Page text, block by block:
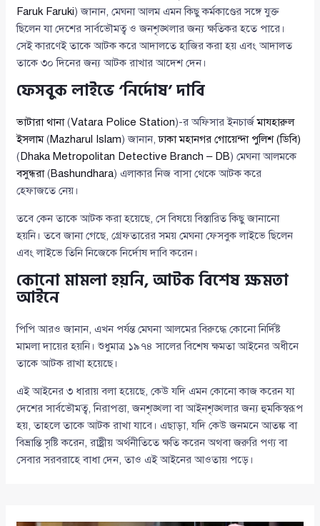
Faruk Faruki) জানান, মেঘনা আলম এমন কিছু কর্মকাণ্ডের সঙ্গে যুক্ত
ছিলেন যা দেশের সার্বভৌমত্ব ও জনশৃঙ্খলার জন্য ক্ষতিকর হতে পারে।
সেই কারণেই তাকে আটক করে আদালতে হাজির করা হয় এবং আদালত
তাকে ৩০ দিনের জন্য আটক রাখার আদেশ দেন।
ফেসবুক লাইভে ‘নির্দোষ’ দাবি
ভাটারা থানা(Vatara Police Station)-র অফিসার ইনচার্জমাযহারুল
ইসলাম(Mazharul Islam) জানান,ঢাকা মহানগর গোয়েন্দা পুলিশ (ডিবি)
(Dhaka Metropolitan Detective Branch – DB) মেঘনা আলমকে
বসুন্ধরা(Bashundhara) এলাকার নিজ বাসা থেকে আটক করে
হেফাজতে নেয়।
তবে কেন তাকে আটক করা হয়েছে, সে বিষয়ে বিস্তারিত কিছু জানানো
হয়নি। তবে জানা গেছে, গ্রেফতারের সময় মেঘনা ফেসবুক লাইভে ছিলেন
এবং লাইভে তিনি নিজেকে নির্দোষ দাবি করেন।
কোনো মামলা হয়নি, আটক বিশেষ ক্ষমতা
আইনে
পিপি আরও জানান, এখন পর্যন্ত মেঘনা আলমের বিরুদ্ধে কোনো নির্দিষ্ট
মামলা দায়ের হয়নি। শুধুমাত্র ১৯৭৪ সালের বিশেষ ক্ষমতা আইনের অধীনে
তাকে আটক রাখা হয়েছে।
এই আইনের ৩ ধারায় বলা হয়েছে, কেউ যদি এমন কোনো কাজ করেন যা
দেশের সার্বভৌমত্ব, নিরাপত্তা, জনশৃঙ্খলা বা আইনশৃঙ্খলার জন্য হুমকিস্বরূপ
হয়, তাহলে তাকে আটক রাখা যাবে। এছাড়া, যদি কেউ জনমনে আতঙ্ক বা
বিভ্রান্তি সৃষ্টি করেন, রাষ্ট্রীয় অর্থনীতিতে ক্ষতি করেন অথবা জরুরি পণ্য বা
সেবার সরবরাহে বাধা দেন, তাও এই আইনের আওতায় পড়ে।